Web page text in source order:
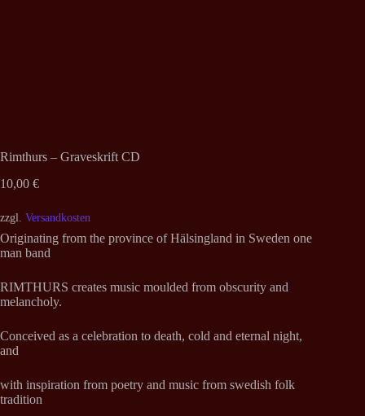
Rimthurs – Graveskrift CD
10,00 €
zzgl. Versandkosten
Originating from the province of Hälsingland in Sweden one
man band
RIMTHURS creates music moulded from obscurity and
melancholy.
Conceived as a celebration to death, cold and eternal night,
and
with inspiration from poetry and music from swedish folk
tradition